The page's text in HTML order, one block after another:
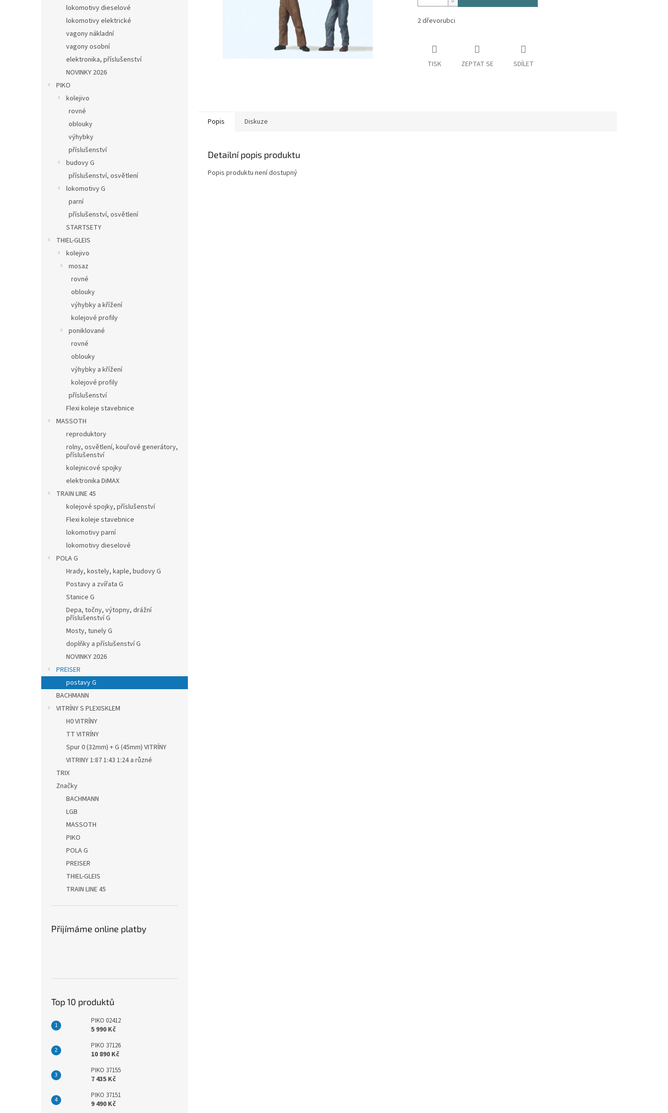
lokomotivy dieselové
lokomotivy elektrické
vagony nákladní
vagony osobní
elektronika, příslušenství
NOVINKY 2026
PIKO
kolejivo
rovné
oblouky
výhybky
příslušenství
budovy G
příslušenství, osvětlení
lokomotivy G
parní
příslušenství, osvětlení
STARTSETY
THIEL-GLEIS
kolejivo
mosaz
rovné
oblouky
výhybky a křížení
kolejové profily
poniklované
rovné
oblouky
výhybky a křížení
kolejové profily
příslušenství
Flexi koleje stavebnice
MASSOTH
reproduktory
rolny, osvětlení, kouřové generátory,
příslušenství
kolejnicové spojky
elektronika DiMAX
TRAIN LINE 45
kolejové spojky, příslušenství
Flexi koleje stavebnice
lokomotivy parní
lokomotivy dieselové
POLA G
Hrady, kostely, kaple, budovy G
Postavy a zvířata G
Stanice G
Depa, točny, výtopny, drážní
příslušenství G
Mosty, tunely G
doplňky a příslušenství G
NOVINKY 2026
PREISER
postavy G
BACHMANN
VITRÍNY S PLEXISKLEM
H0 VITRÍNY
TT VITRÍNY
Spur 0 (32mm) + G (45mm) VITRÍNY
VITRINY 1:87 1:43 1:24 a různé
TRIX
Značky
BACHMANN
LGB
MASSOTH
PIKO
POLA G
PREISER
THIEL-GLEIS
TRAIN LINE 45
Přijímáme online platby
Top 10 produktů
PIKO 02412
5 990 Kč
PIKO 37126
10 890 Kč
PIKO 37155
7 435 Kč
PIKO 37151
9 490 Kč
2 dřevorubci
TISK ZEPTAT SE SDÍLET
Popis Diskuze
Detailní popis produktu
Popis produktu není dostupný